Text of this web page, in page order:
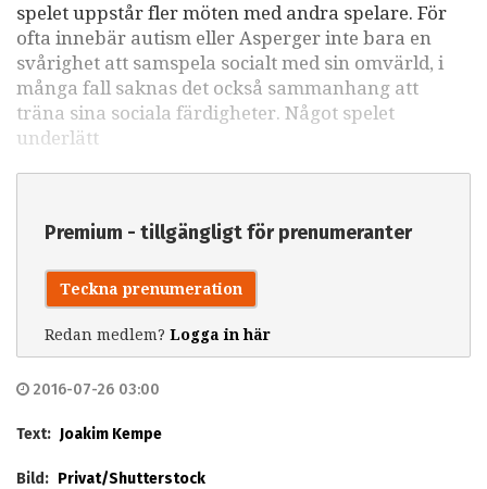
spelet uppstår fler möten med andra spelare. För
ofta innebär autism eller Asperger inte bara en
svårighet att samspela socialt med sin omvärld, i
många fall saknas det också sammanhang att
träna sina sociala färdigheter. Något spelet
underlätt
Premium - tillgängligt för prenumeranter
Teckna prenumeration
Redan medlem? Logga in här
2016-07-26 03:00
Text: Joakim Kempe
Bild: Privat/Shutterstock